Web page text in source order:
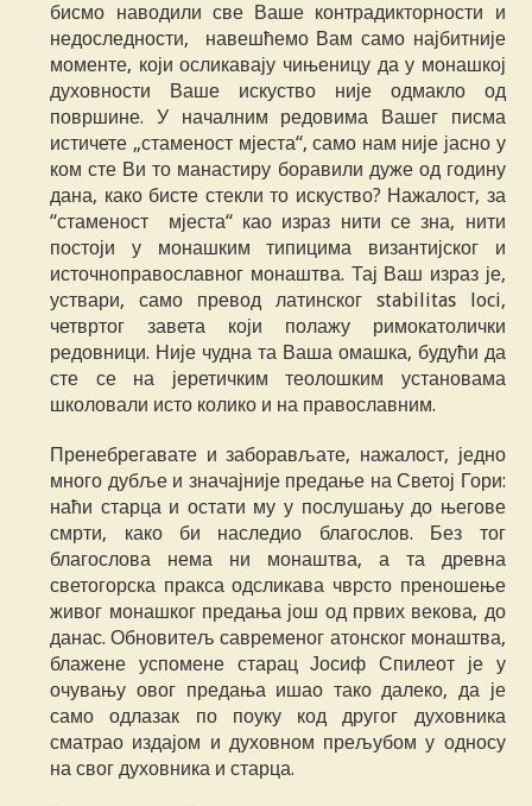
бисмо наводили све Ваше контрадикторности и
недоследности, навешћемо Вам само најбитније
моменте, који осликавају чињеницу да у монашкој
духовности Ваше искуство није одмакло од
површине. У началним редовима Вашег писма
истичете „стаменост мјеста“, само нам није јасно у
ком сте Ви то манастиру боравили дуже од годину
дана, како бисте стекли то искуство? Нажалост, за
“стаменост мјеста“ као израз нити се зна, нити
постоји у монашким типицима византијског и
источноправославног монаштва. Тај Ваш израз је,
уствари, само превод латинског stabilitas loci,
четвртог завета који полажу римокатолички
редовници. Није чудна та Ваша омашка, будући да
сте се на јеретичким теолошким установама
школовали исто колико и на православним.
Пренебрегавате и заборављате, нажалост, једно
много дубље и значајније предање на Светој Гори:
наћи старца и остати му у послушању до његове
смрти, како би наследио благослов. Без тог
благослова нема ни монаштва, а та древна
светогорска пракса одсликава чврсто преношење
живог монашког предања још од првих векова, до
данас. Обновитељ савременог атонског монаштва,
блажене успомене старац Јосиф Спилеот је у
очувању овог предања ишао тако далеко, да је
само одлазак по поуку код другог духовника
сматрао издајом и духовном прељубом у односу
на свог духовника и старца.